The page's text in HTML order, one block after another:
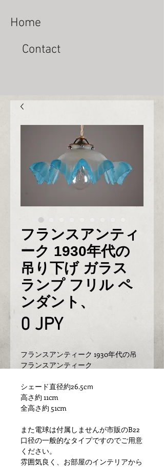
Home
Contact
フランスアンティ
ーク 1930年代の
吊り下げ ガラス
ランプ フリル ペ
ンダント、
0 JPYPrix
フランスアンティーク 1930年代の吊
フランスアンティーク
シェード直径約26.5cｍ
高さ約 11cm
全高さ約 51cm
また電球は付属しませんが市販のB22
口径の一般的なタイプですのでご用意
ください。
雰囲気良く、お部屋のインテリアから